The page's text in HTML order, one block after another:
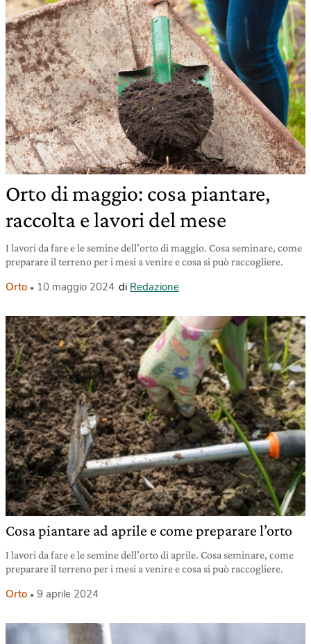
Orto di maggio: cosa piantare,
raccolta e lavori del mese
I lavori da fare e le semine dell’orto di maggio. Cosa seminare, come
preparare il terreno per i mesi a venire e cosa si può raccogliere.
Orto 10 maggio 2024 di Redazione
Cosa piantare ad aprile e come preparare l’orto
I lavori da fare e le semine dell’orto di aprile. Cosa seminare, come
preparare il terreno per i mesi a venire e cosa si può raccogliere.
Orto 9 aprile 2024